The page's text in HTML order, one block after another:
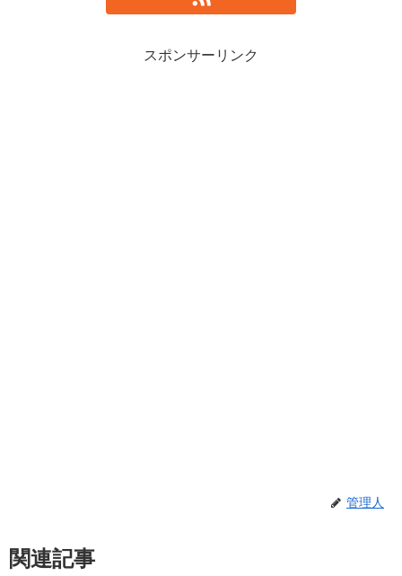
スポンサーリンク
管理人
関連記事